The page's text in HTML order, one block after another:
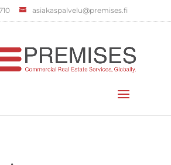
asiakaspalvelu@premises.fi